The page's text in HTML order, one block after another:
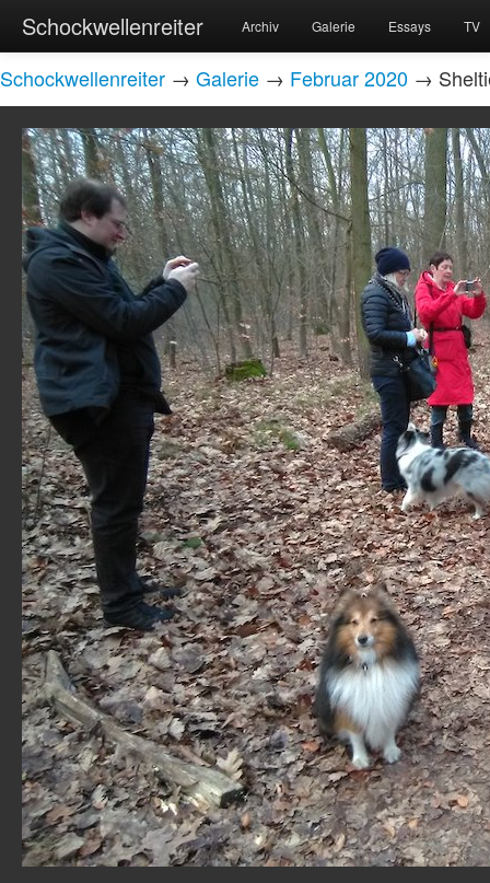
Schockwellenreiter Archiv Galerie Essays TV
Schockwellenreiter → Galerie → Februar 2020 →